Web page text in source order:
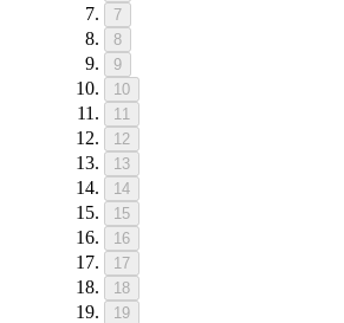
7
8
9
10
11
12
13
14
15
16
17
18
19